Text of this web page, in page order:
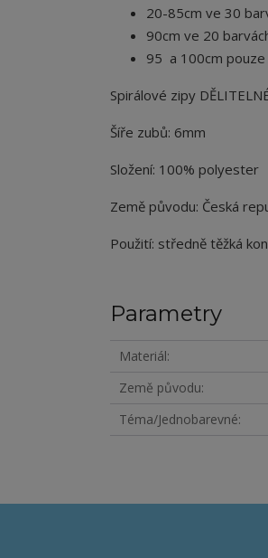
20-85cm ve 30
90cm ve 20
95 a 100cm pouze
Spirálové zipy
Šíře zubů: 6mm
Složení: 100% polyester
Země původu: Česká
Použití: středně těžká
Parametry
Materiál
Země původu
Téma/Jednobarevné